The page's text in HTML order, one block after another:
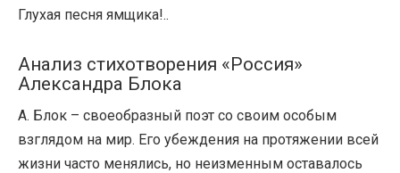
Глухая песня ямщика!..
Анализ стихотворения «Россия»
Александра Блока
А. Блок – своеобразный поэт со своим особым
взглядом на мир. Его убеждения на протяжении всей
жизни часто менялись, но неизменным оставалось